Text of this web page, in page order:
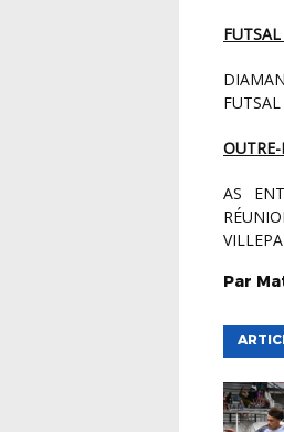
DIAMANT FUTSAL 2 – PARIS FUTSAL – ISSY LES MX FC – ARTISTES FUTSAL – AULNAY
AS ENTENTE EXPOGRAPH TROPICAL – ACS OUTRE MER – FC WAYWOUYWEAR –
Par